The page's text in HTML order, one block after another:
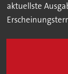
aktuellste